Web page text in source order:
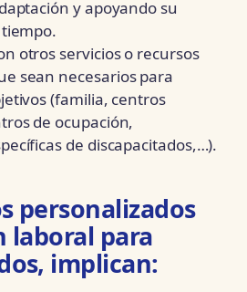
y apoyando su
otros servicios o recursos
sean necesarios para
(familia, centros
de ocupación,
de discapacitados,…).
personalizados
laboral para
implican: